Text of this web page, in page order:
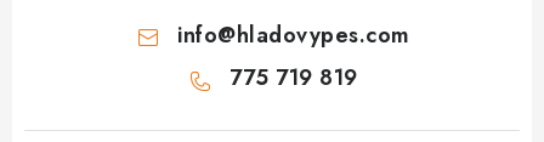
info@hladovypes.com
775 719 819